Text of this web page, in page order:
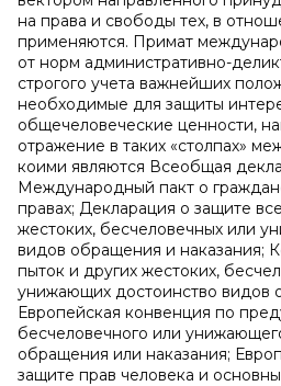
на права и свободы тех, в
применяются. Примат
от норм административно-
строгого учета важнейших
необходимые для защиты
общечеловеческие ценности,
отражение в таких «столпах»
коими являются Всеобщая
Международный пакт о
правах; Декларация о защите
жестоких, бесчеловечных или
видов обращения и наказания;
пыток и других жестоких,
унижающих достоинство видов
Европейская конвенция по
бесчеловечного или
обращения или наказания;
защите прав человека и